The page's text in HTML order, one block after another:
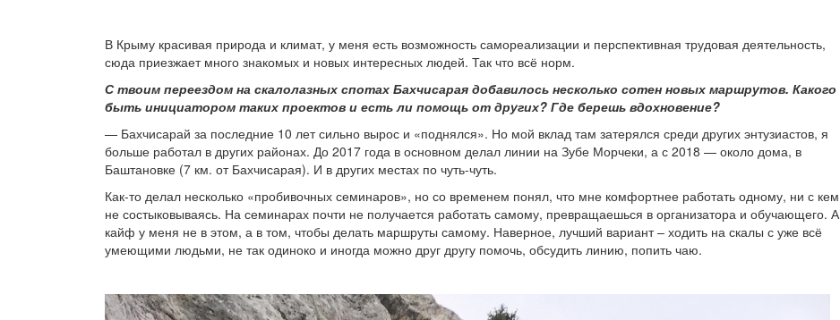
В Крыму красивая природа и климат, у меня есть возможность самореализации и перспективная трудовая деятельность,
сюда приезжает много знакомых и новых интересных людей. Так что всё норм.
С твоим переездом на скалолазных спотах Бахчисарая добавилось несколько сотен новых маршрутов. Какого
быть инициатором таких проектов и есть ли помощь от других? Где берешь вдохновение?
— Бахчисарай за последние 10 лет сильно вырос и «поднялся». Но мой вклад там затерялся среди других энтузиастов, я
больше работал в других районах. До 2017 года в основном делал линии на Зубе Морчеки, а с 2018 — около дома, в
Баштановке (7 км. от Бахчисарая). И в других местах по чуть-чуть.
Как-то делал несколько «пробивочных семинаров», но со временем понял, что мне комфортнее работать одному, ни с кем
не состыковываясь. На семинарах почти не получается работать самому, превращаешься в организатора и обучающего. А
кайф у меня не в этом, а в том, чтобы делать маршруты самому. Наверное, лучший вариант – ходить на скалы с уже всё
умеющими людьми, не так одиноко и иногда можно друг другу помочь, обсудить линию, попить чаю.